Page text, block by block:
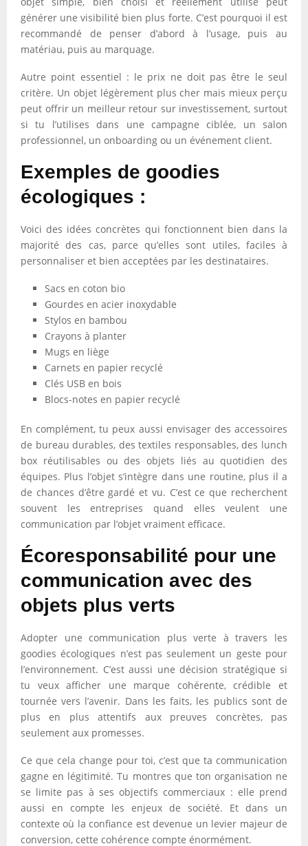
générer une visibilité bien plus forte. C’est pourquoi il est
recommandé de penser d’abord à l’usage, puis au
matériau, puis au marquage.
Autre point essentiel : le prix ne doit pas être le seul
critère. Un objet légèrement plus cher mais mieux perçu
peut offrir un meilleur retour sur investissement, surtout
si tu l’utilises dans une campagne ciblée, un salon
professionnel, un onboarding ou un événement client.
Exemples de goodies
écologiques :
Voici des idées concrètes qui fonctionnent bien dans la
majorité des cas, parce qu’elles sont utiles, faciles à
personnaliser et bien acceptées par les destinataires.
Sacs en coton bio
Gourdes en acier inoxydable
Stylos en bambou
Crayons à planter
Mugs en liège
Carnets en papier recyclé
Clés USB en bois
Blocs-notes en papier recyclé
En complément, tu peux aussi envisager des accessoires
de bureau durables, des textiles responsables, des lunch
box réutilisables ou des objets liés au quotidien des
équipes. Plus l’objet s’intègre dans une routine, plus il a
de chances d’être gardé et vu. C’est ce que recherchent
souvent les entreprises quand elles veulent une
communication par l’objet vraiment efficace.
Écoresponsabilité pour une
communication avec des
objets plus verts
Adopter une communication plus verte à travers les
goodies écologiques n’est pas seulement un geste pour
l’environnement. C’est aussi une décision stratégique si
tu veux afficher une marque cohérente, crédible et
tournée vers l’avenir. Dans les faits, les publics sont de
plus en plus attentifs aux preuves concrètes, pas
seulement aux promesses.
Ce que cela change pour toi, c’est que ta communication
gagne en légitimité. Tu montres que ton organisation ne
se limite pas à ses objectifs commerciaux : elle prend
aussi en compte les enjeux de société. Et dans un
contexte où la confiance est devenue un levier majeur de
conversion, cette cohérence compte énormément.